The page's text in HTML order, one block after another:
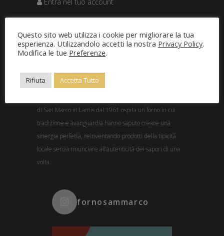
di San Marco in Lamis dal 1961 ospita un forno in cui
tradizione e avanguardia hanno saputo creare una
sinergia perfetta, reinventando prodotti della tipicità
locale senza rinunciare all’autenticità dei sapori di una
volta.
fornosammarco
Questo sito web utilizza i cookie per migliorare la tua
esperienza. Utilizzandolo accetti la nostra Privacy Policy.
Modifica le tue Preferenze.
Rifiuta Accetta Tutto